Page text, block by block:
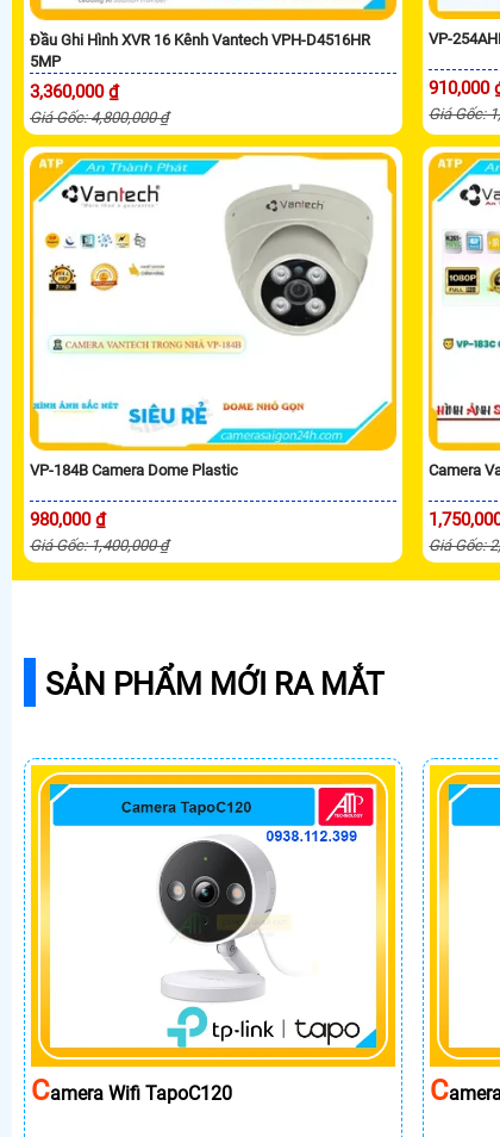
Đầu Ghi Hình XVR 16 Kênh Vantech VPH-D4516HR
5MP
3,360,000 ₫
Giá Gốc: 4,800,000 ₫
VP-
910,000
Giá Gốc:
VP-184B Camera Dome Plastic
980,000 ₫
Giá Gốc: 1,400,000 ₫
Camera
Giá Gốc:
SẢN PHẨM MỚI RA MẮT
CAmera Wifi TapoC120 C